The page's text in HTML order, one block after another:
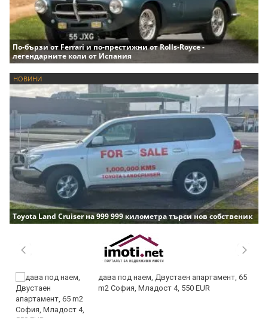
По-бързи от Ferrari и по-престижни от Rolls-Royce -
легендарните коли от Испания
НОВИНИ
Toyota Land Cruiser на 999 999 километра търси нов собственик
дава под наем, Двустаен апартамент, 65
m2 София, Младост 4, 550 EUR